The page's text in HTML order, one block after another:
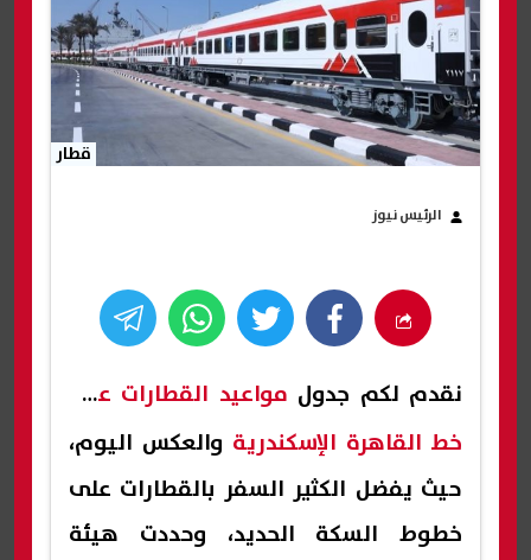
قطار
الرئيس نيوز
نقدم لكم جدول مواعيد القطارات على
خط القاهرة الإسكندرية والعكس اليوم،
حيث يفضل الكثير السفر بالقطارات على
خطوط السكة الحديد، وحددت هيئة